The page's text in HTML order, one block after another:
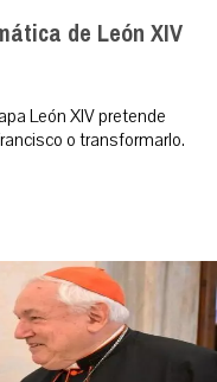
de León XIV
León XIV pretende
o transformarlo.